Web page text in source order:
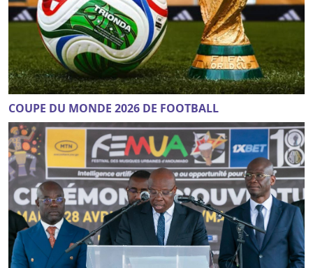
COUPE DU MONDE 2026 DE FOOTBALL